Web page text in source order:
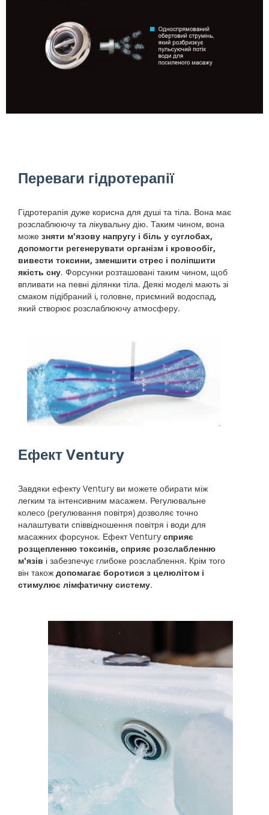
Переваги гідротерапії
Гідротерапія дуже корисна для душі та тіла. Вона має
розслаблюючу та лікувальну дію. Таким чином, вона
може зняти м'язову напругу і біль у суглобах,
допомогти регенерувати організм і кровообіг,
вивести токсини, зменшити стрес і поліпшити
якість сну. Форсунки розташовані таким чином, щоб
впливати на певні ділянки тіла. Деякі моделі мають зі
смаком підібраний і, головне, приємний водоспад,
який створює розслаблюючу атмосферу.
Ефект Ventury
Завдяки ефекту Ventury ви можете обирати між
легким та інтенсивним масажем. Регулювальне
колесо (регулювання повітря) дозволяє точно
налаштувати співвідношення повітря і води для
масажних форсунок. Ефект Ventury сприяє
розщепленню токсинів, сприяє розслабленню
м'язів і забезпечує глибоке розслаблення. Крім того
він також допомагає боротися з целюлітом і
стимулює лімфатичну систему.